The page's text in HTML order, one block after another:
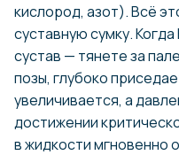
кислород, азот). Всё
суставную сумку.
сустав — тянете за
позы, глубоко
увеличивается, а
достижении
в жидкости мгновенно